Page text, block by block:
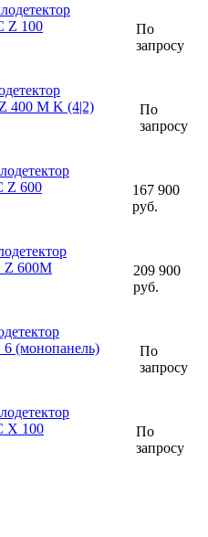
100
По
запросу
M K (4|2)
По
запросу
600
167 900
руб.
600M
209 900
руб.
(монопанель)
По
запросу
100
По
запросу